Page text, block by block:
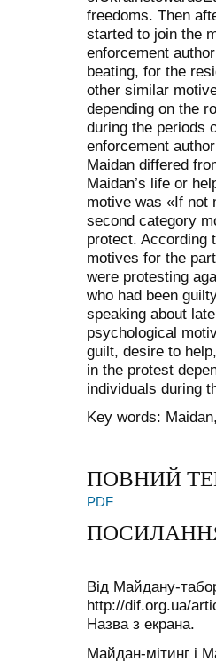
freedoms. Then
started to join the
enforcement
beating, for the
other similar
depending on the
during the periods
enforcement
Maidan differed
Maidan’s life or
motive was «If not
second category
protect. According
motives for the
were protesting
who had been
speaking about
psychological
guilt, desire to
in the protest
individuals during
Key words:
ПОВНИЙ
PDF
Від Майдану-
http://dif.org.ua/
Назва з екрана.
Майдан-мітинг і